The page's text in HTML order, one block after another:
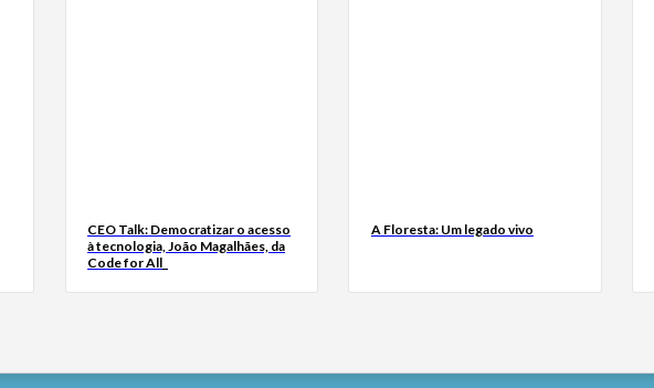
CEO Talk: Democratizar o acesso
à tecnologia, João Magalhães, da
Code for All_
A Floresta: Um legado vivo